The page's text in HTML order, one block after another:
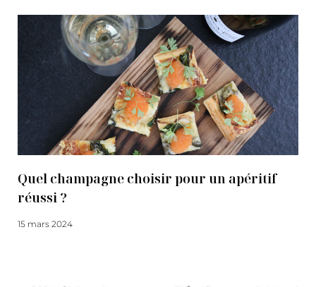
Quel champagne choisir pour un apéritif
réussi ?
15 mars 2024